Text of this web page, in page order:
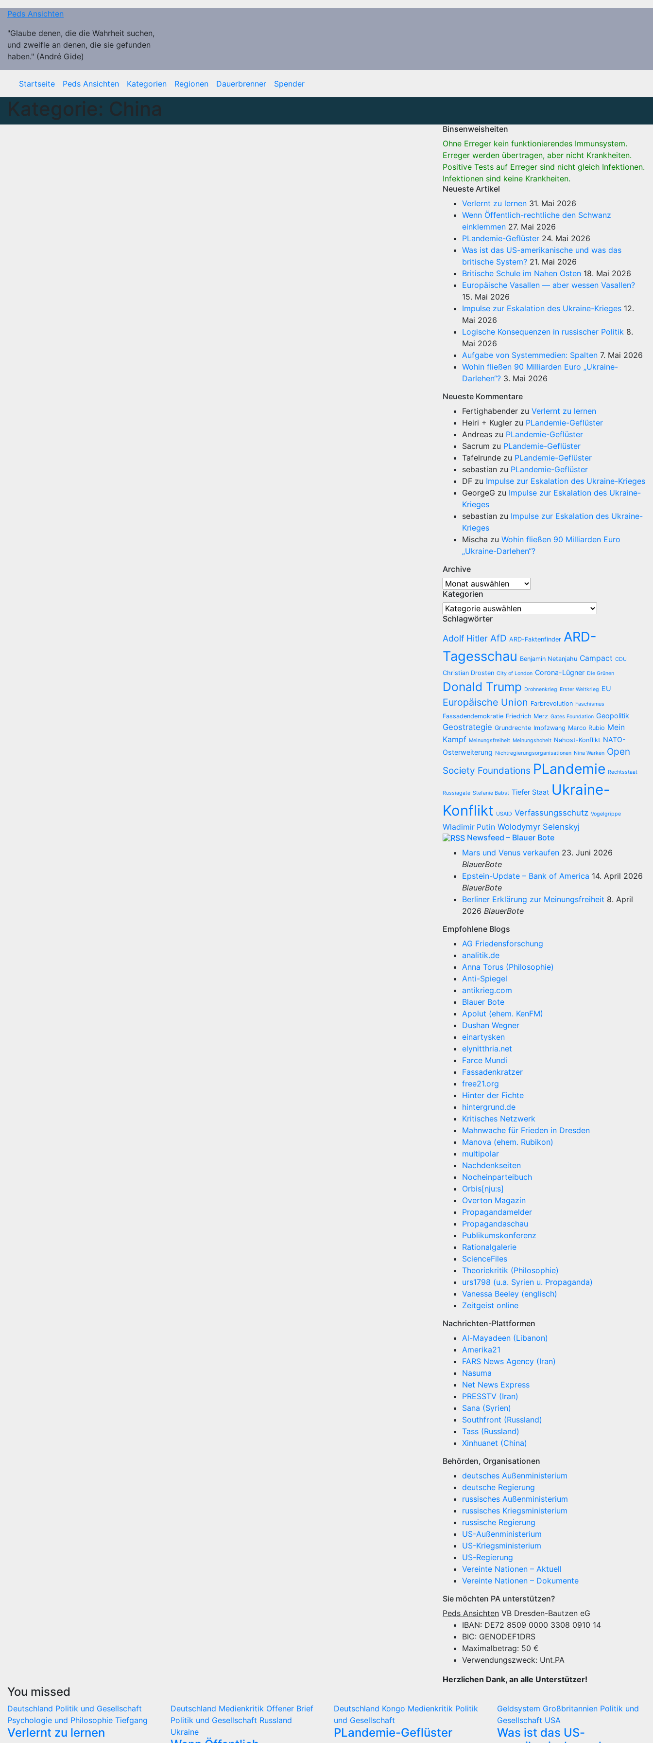
Zum
Inhalt
springen
Peds Ansichten
"Glaube denen, die die Wahrheit suchen,
und zweifle an denen, die sie gefunden
haben." (André Gide)
Startseite Peds Ansichten Kategorien Regionen Dauerbrenner Spender
Kategorie: China
Binsenweisheiten
Ohne Erreger kein funktionierendes Immunsystem.
Erreger werden übertragen, aber nicht Krankheiten.
Positive Tests auf Erreger sind nicht gleich Infektionen.
Infektionen sind keine Krankheiten.
Neueste Artikel
Verlernt zu lernen 31. Mai 2026
Wenn Öffentlich-rechtliche den Schwanz
einklemmen 27. Mai 2026
PLandemie-Geflüster 24. Mai 2026
Was ist das US-amerikanische und was das
britische System? 21. Mai 2026
Britische Schule im Nahen Osten 18. Mai 2026
Europäische Vasallen — aber wessen Vasallen?
15. Mai 2026
Impulse zur Eskalation des Ukraine-Krieges 12.
Mai 2026
Logische Konsequenzen in russischer Politik 8.
Mai 2026
Aufgabe von Systemmedien: Spalten 7. Mai 2026
Wohin fließen 90 Milliarden Euro „Ukraine-
Darlehen“? 3. Mai 2026
Neueste Kommentare
Fertighabender zu Verlernt zu lernen
Heiri + Kugler zu PLandemie-Geflüster
Andreas zu PLandemie-Geflüster
Sacrum zu PLandemie-Geflüster
Tafelrunde zu PLandemie-Geflüster
sebastian zu PLandemie-Geflüster
DF zu Impulse zur Eskalation des Ukraine-Krieges
GeorgeG zu Impulse zur Eskalation des Ukraine-
Krieges
sebastian zu Impulse zur Eskalation des Ukraine-
Krieges
Mischa zu Wohin fließen 90 Milliarden Euro
„Ukraine-Darlehen“?
Archive
Archive
Kategorien
Kategorien
Schlagwörter
Adolf Hitler AfD ARD-Faktenfinder ARD-
Tagesschau Benjamin Netanjahu Campact CDU
Christian Drosten City of London Corona-Lügner Die Grünen
Donald Trump Drohnenkrieg Erster Weltkrieg EU
Europäische Union Farbrevolution Faschismus
Fassadendemokratie Friedrich Merz Gates Foundation Geopolitik
Geostrategie Grundrechte Impfzwang Marco Rubio Mein
Kampf Meinungsfreiheit Meinungshoheit Nahost-Konflikt NATO-
Osterweiterung Nichtregierungsorganisationen Nina Warken Open
Society Foundations PLandemie Rechtsstaat
Russiagate Stefanie Babst Tiefer Staat Ukraine-
Konflikt USAID Verfassungsschutz Vogelgrippe
Wladimir Putin Wolodymyr Selenskyj
Newsfeed – Blauer Bote
Mars und Venus verkaufen 23. Juni 2026
BlauerBote
Epstein-Update – Bank of America 14. April 2026
BlauerBote
Berliner Erklärung zur Meinungsfreiheit 8. April
2026 BlauerBote
Empfohlene Blogs
AG Friedensforschung
analitik.de
Anna Torus (Philosophie)
Anti-Spiegel
antikrieg.com
Blauer Bote
Apolut (ehem. KenFM)
Dushan Wegner
einartysken
elynitthria.net
Farce Mundi
Fassadenkratzer
free21.org
Hinter der Fichte
hintergrund.de
Kritisches Netzwerk
Mahnwache für Frieden in Dresden
Manova (ehem. Rubikon)
multipolar
Nachdenkseiten
Nocheinparteibuch
Orbis[nju:s]
Overton Magazin
Propagandamelder
Propagandaschau
Publikumskonferenz
Rationalgalerie
ScienceFiles
Theoriekritik (Philosophie)
urs1798 (u.a. Syrien u. Propaganda)
Vanessa Beeley (englisch)
Zeitgeist online
Nachrichten-Plattformen
Al-Mayadeen (Libanon)
Amerika21
FARS News Agency (Iran)
Nasuma
Net News Express
PRESSTV (Iran)
Sana (Syrien)
Southfront (Russland)
Tass (Russland)
Xinhuanet (China)
Behörden, Organisationen
deutsches Außenministerium
deutsche Regierung
russisches Außenministerium
russisches Kriegsministerium
russische Regierung
US-Außenministerium
US-Kriegsministerium
US-Regierung
Vereinte Nationen – Aktuell
Vereinte Nationen – Dokumente
Sie möchten PA unterstützen?
Peds Ansichten VB Dresden-Bautzen eG
IBAN: DE72 8509 0000 3308 0910 14
BIC: GENODEF1DRS
Maximalbetrag: 50 €
Verwendungszweck: Unt.PA
Herzlichen Dank, an alle Unterstützer!
You missed
Deutschland Politik und Gesellschaft
Psychologie und Philosophie Tiefgang
Verlernt zu lernen
Deutschland Medienkritik Offener Brief
Politik und Gesellschaft Russland
Ukraine
Deutschland Kongo Medienkritik Politik
und Gesellschaft
PLandemie-Geflüster
Geldsystem Großbritannien Politik und
Gesellschaft USA
Was ist das US-